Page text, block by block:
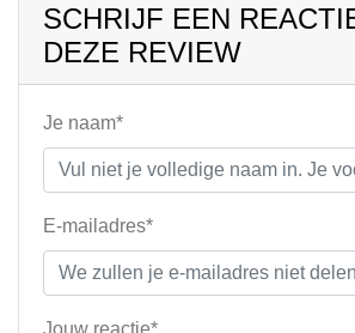
SCHRIJF EEN
DEZE REVIEW
Je naam*
E-mailadres*
Jouw reactie*